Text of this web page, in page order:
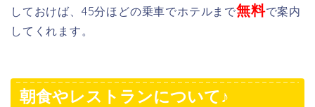
しておけば、45分ほどの乗車でホテルまで無料で案内
してくれます。
朝食やレストランについて♪